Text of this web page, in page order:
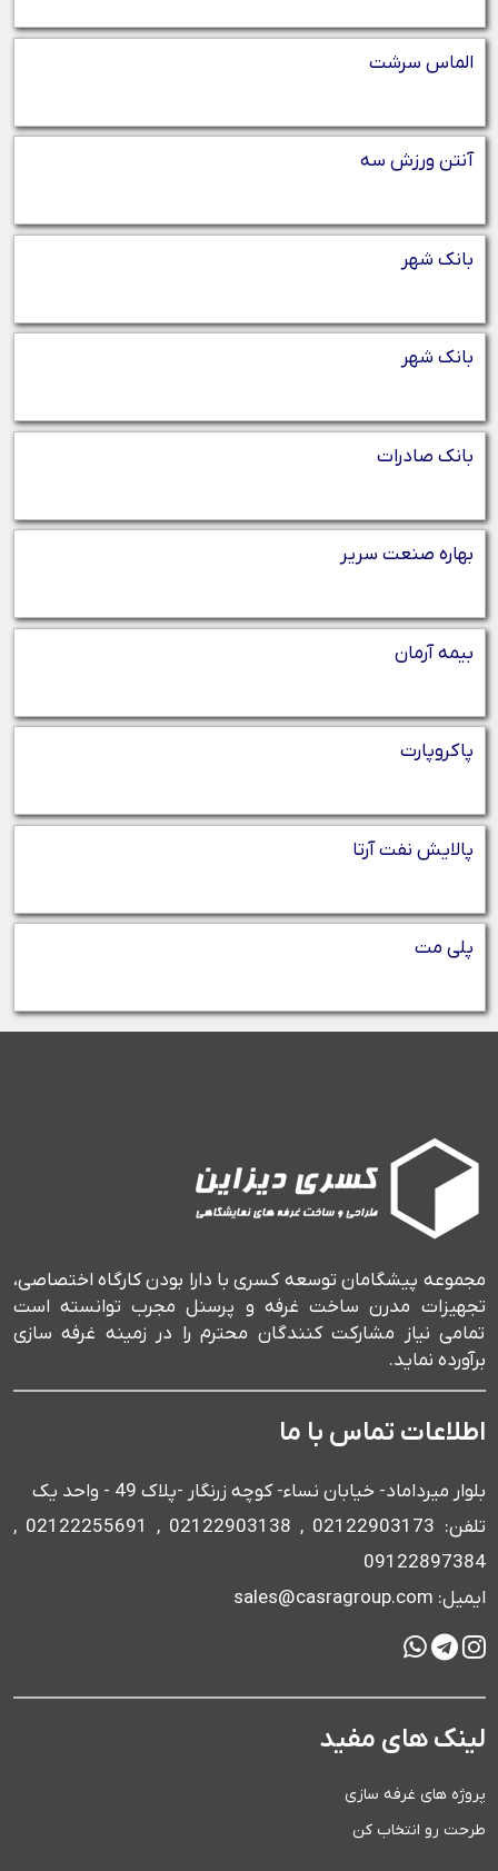
الماس سرشت
آنتن ورزش سه
بانک شهر
بانک شهر
بانک صادرات
بهاره صنعت سریر
بیمه آرمان
پاکروپارت
پالایش نفت آرتا
پلی مت
مجموعه پیشگامان توسعه کسری با دارا بودن کارگاه اختصاصی،
تجهیزات مدرن ساخت غرفه و پرسنل مجرب توانسته است
تمامی نیاز مشارکت کنندگان محترم را در زمینه غرفه سازی
برآورده نماید.
اطلاعات تماس با ما
بلوار میرداماد- خیابان نساء- کوچه زرنگار -پلاک 49 - واحد یک
تلفن: 02122903173 , 02122903138 , 02122255691 ,
09122897384
ایمیل: sales@casragroup.com
لینک های مفید
پروژه های غرفه سازی
طرحت رو انتخاب کن